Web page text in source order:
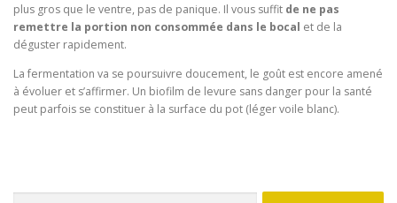
plus gros que le ventre, pas de panique. Il vous suffit de ne pas
remettre la portion non consommée dans le bocal et de la
déguster rapidement.
La fermentation va se poursuivre doucement, le goût est encore amené
à évoluer et s’affirmer. Un biofilm de levure sans danger pour la santé
peut parfois se constituer à la surface du pot (léger voile blanc).